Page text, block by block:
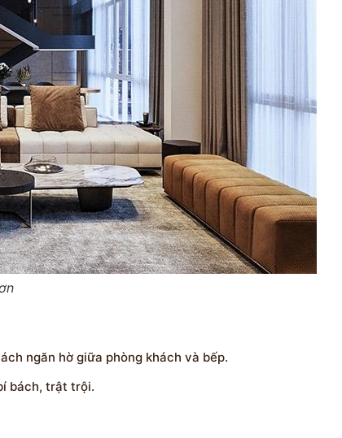
ngăn hờ giữa phòng khách và bếp.
bách, trật trội.